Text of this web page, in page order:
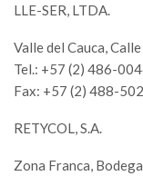
LLE-SER, LTDA.
Valle del Cauca,
Tel.: +57 (2) 486-
Fax: +57 (2) 488-
RETYCOL, S.A.
Zona Franca,